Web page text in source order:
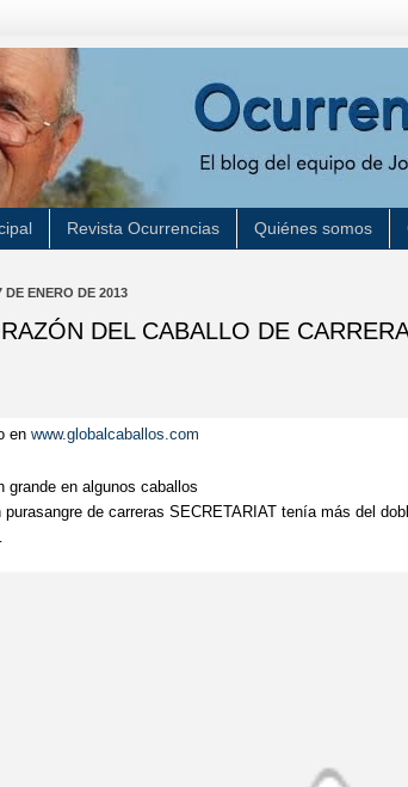
Revista Ocurrencias Quiénes somos
DE ENERO DE 2013
DEL CABALLO DE
en www.globalcaballos.com
grande en algunos caballos
purasangre de carreras SECRETARIAT tenía más del